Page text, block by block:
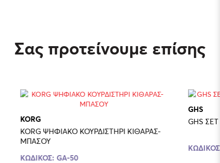
Σας προτείνουμε επίσης
KORG
KORG ΨΗΦΙAKO ΚΟΥΡΔΙΣΤΗΡΙ ΚΙΘΑΡΑΣ-
ΜΠΑΣΟΥ
ΚΩΔΙΚΟΣ: GA-50
GHS
GHS